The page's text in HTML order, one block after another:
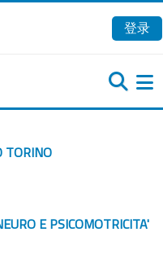
登录
TORINO
E PSICOMOTRICITA'